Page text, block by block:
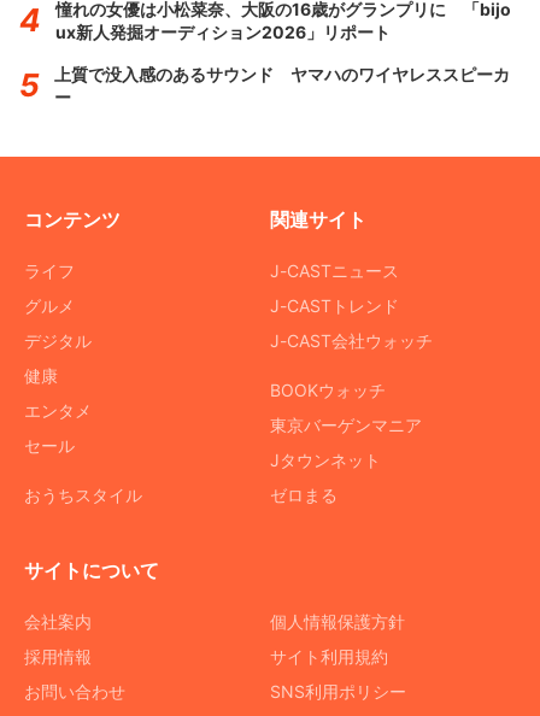
憧れの女優は小松菜奈、大阪の16歳がグランプリに 「bijo
ux新人発掘オーディション2026」リポート
上質で没入感のあるサウンド ヤマハのワイヤレススピーカ
ー
コンテンツ
ライフ
グルメ
デジタル
健康
エンタメ
セール
おうちスタイル
関連サイト
J-CASTニュース
J-CASTトレンド
J-CAST会社ウォッチ
BOOKウォッチ
東京バーゲンマニア
Jタウンネット
ゼロまる
サイトについて
会社案内
採用情報
お問い合わせ
個人情報保護方針
サイト利用規約
SNS利用ポリシー